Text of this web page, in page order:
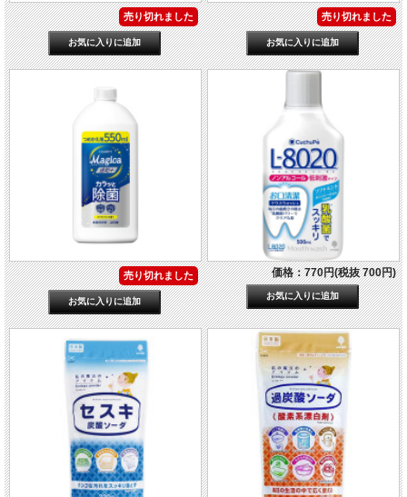
売り切れました 売り切れました
売り切れました 価格：770円(税抜 700円)